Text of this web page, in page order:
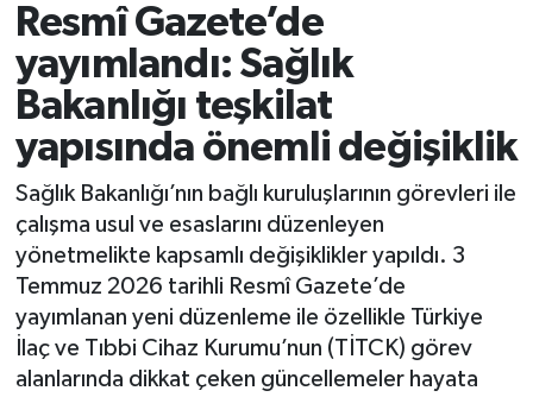
Resmî Gazete’de
yayımlandı: Sağlık
Bakanlığı teşkilat
yapısında önemli değişiklik
Sağlık Bakanlığı’nın bağlı kuruluşlarının görevleri ile
çalışma usul ve esaslarını düzenleyen
yönetmelikte kapsamlı değişiklikler yapıldı. 3
Temmuz 2026 tarihli Resmî Gazete’de
yayımlanan yeni düzenleme ile özellikle Türkiye
İlaç ve Tıbbi Cihaz Kurumu’nun (TİTCK) görev
alanlarında dikkat çeken güncellemeler hayata
Atamalar
Mevzuat
Sendika
Kpss - Sınav
Tüm Manşetler
Son Dakika Haberleri
Haber Arşivi